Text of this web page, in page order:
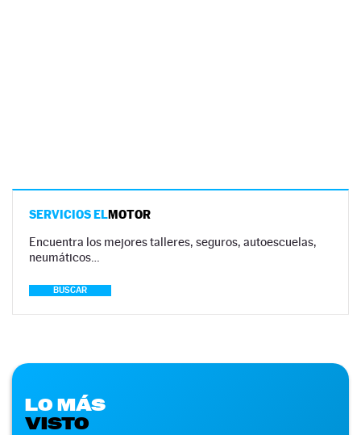
SERVICIOS ELMOTOR
Encuentra los mejores talleres, seguros, autoescuelas,
neumáticos…
BUSCAR
LO MÁS
VISTO